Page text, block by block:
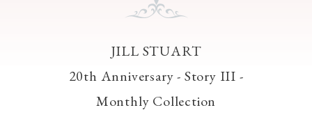
JILL STUART
20th Anniversary - Story III -
Monthly Collection